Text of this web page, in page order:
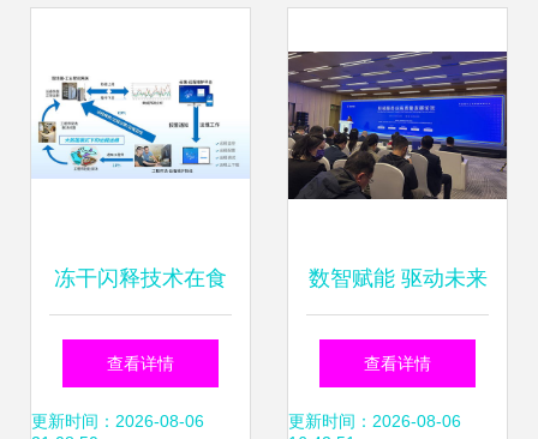
析
冻干闪释技术在食
品加工领域中的应
用与信息技术咨询
查看详情
更新时间：2026-08-06
数智赋能 驱动未来
信息技术咨询服务
在2026中关村论坛
查看详情
更新时间：2026-08-06